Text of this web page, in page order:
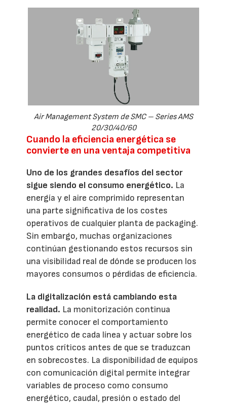
Air Management System de SMC – Series AMS
20/30/40/60
Cuando la eficiencia energética se
convierte en una ventaja competitiva
Uno de los grandes desafíos del sector
sigue siendo el consumo energético. La
energía y el aire comprimido representan
una parte significativa de los costes
operativos de cualquier planta de packaging.
Sin embargo, muchas organizaciones
continúan gestionando estos recursos sin
una visibilidad real de dónde se producen los
mayores consumos o pérdidas de eficiencia.
La digitalización está cambiando esta
realidad. La monitorización continua
permite conocer el comportamiento
energético de cada línea y actuar sobre los
puntos críticos antes de que se traduzcan
en sobrecostes. La disponibilidad de equipos
con comunicación digital permite integrar
variables de proceso como consumo
energético, caudal, presión o estado del